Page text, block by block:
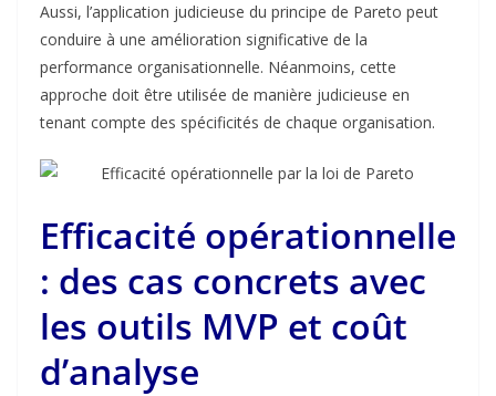
Aussi, l’application judicieuse du principe de Pareto peut
conduire à une amélioration significative de la
performance organisationnelle. Néanmoins, cette
approche doit être utilisée de manière judicieuse en
tenant compte des spécificités de chaque organisation.
Efficacité opérationnelle
: des cas concrets avec
les outils MVP et coût
d’analyse